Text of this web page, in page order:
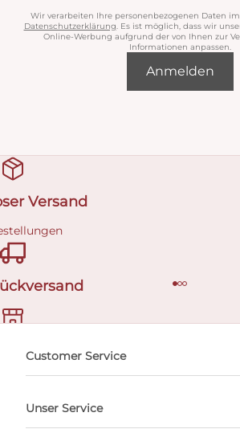
Wir verarbeiten Ihre personenbezogenen Daten
Datenschutzerklärung . Es ist möglich, dass wir
Online-Werbung aufgrund der von Ihnen zur
Informationen anpassen.
Anmelden
Versand
buchen
Customer Service
Unser Service